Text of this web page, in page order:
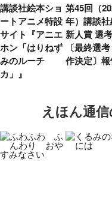
講談社絵本ショ
ートアニメ特設
サイト『アニエ
ホン「はりねず
みのルーチ
カ」』
第45回（
年）講談
新人賞 選
〔最終選
作決定〕
えほん通